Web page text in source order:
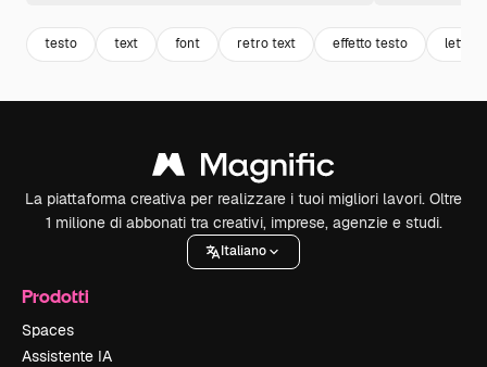
testo text font retro text effetto testo
La piattaforma creativa per realizzare i tuoi migliori lavori. Oltre
1 milione di abbonati tra creativi, imprese, agenzie e studi.
Italiano
Prodotti
Spaces
Assistente IA